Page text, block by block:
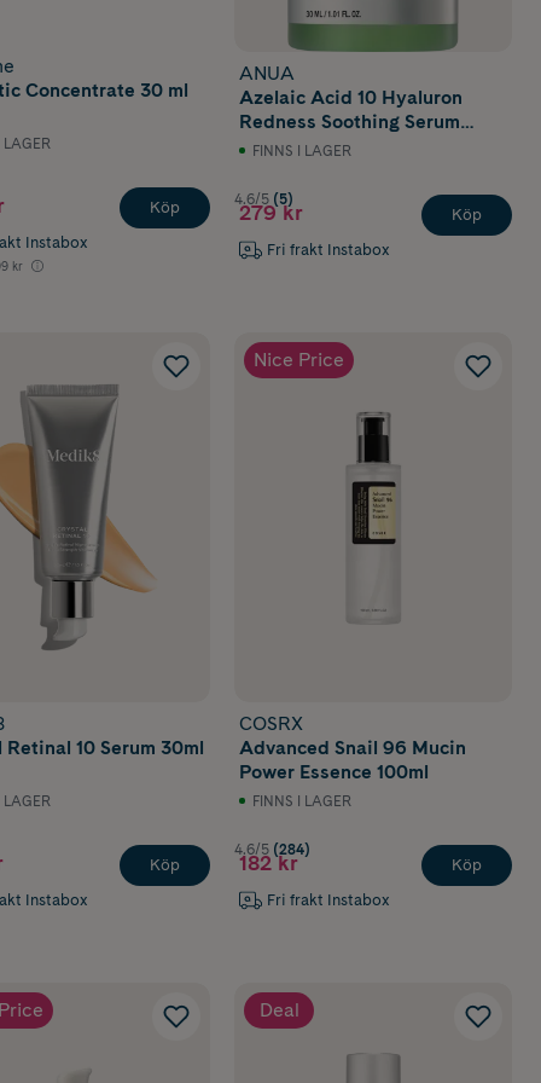
in
huden
balansera
Då ska
ihop
hudton.
du till
serum just
Concentrate 30 ml
LAGER
Instabox
kr
Köp
ANUA
Azelaic Acid 10 Hyaluron
Redness Soothing Serum
30 ml
FINNS I LAGER
4.6/5 (5)
279 kr
Fri frakt Instabox
Köp
10 Serum 30ml
LAGER
Instabox
Köp
Nice Price
COSRX
Advanced Snail 96 Mucin
Power Essence 100ml
FINNS I LAGER
4.6/5 (284)
182 kr
Fri frakt Instabox
Köp
Deal